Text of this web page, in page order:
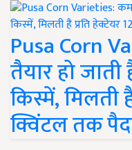
Pusa Corn
तैयार हो
किस्में, मिलती
क्विंटल तक